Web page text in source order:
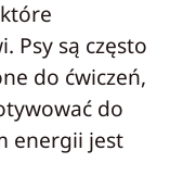
Psy są często
do ćwiczeń,
do
energii jest